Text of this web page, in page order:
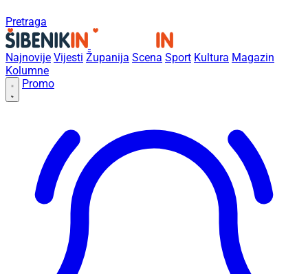
Pretraga
Najnovije Vijesti Županija Scena Sport Kultura Magazin
Kolumne
Promo